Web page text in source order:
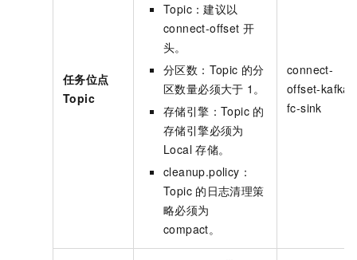
任务位点
Topic
Topic：建议以
connect-offset 开
头。
分区数：Topic 的分
区数量必须大于 1。
存储引擎：Topic 的
存储引擎必须为
Local 存储。
cleanup.policy：
Topic 的日志清理策
略必须为
compact。
connect-
offset-kafka-
fc-sink